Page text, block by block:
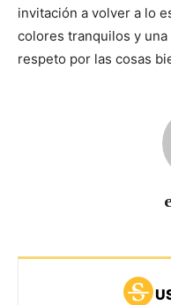
invitación a volver a lo
colores tranquilos y
respeto por las cosas